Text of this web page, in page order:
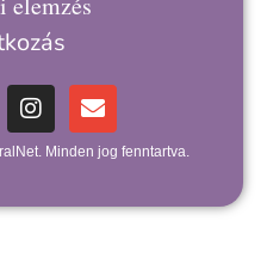
Minden jog fenntartva.